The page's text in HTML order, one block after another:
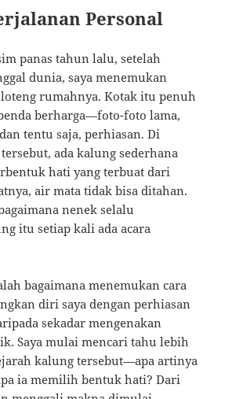
Personal
panas tahun lalu, setelah
dunia, saya menemukan
rumahnya. Kotak itu penuh
berharga—foto-foto lama,
tentu saja, perhiasan. Di
ada kalung sederhana
hati yang terbuat dari
air mata tidak bisa ditahan.
nenek selalu
itu setiap kali ada acara
bagaimana menemukan cara
diri saya dengan perhiasan
sekadar mengenakan
Saya mulai mencari tahu lebih
kalung tersebut—apa artinya
ia memilih bentuk hati? Dari